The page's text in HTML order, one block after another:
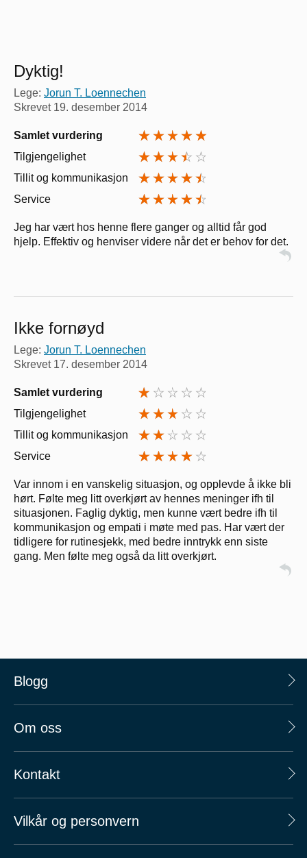
Dyktig!
Lege: Jorun T. Loennechen
Skrevet 19. desember 2014
Samlet vurdering
Tilgjengelighet
Tillit og kommunikasjon
Service
Jeg har vært hos henne flere ganger og alltid får god
hjelp. Effektiv og henviser videre når det er behov for det.
Ikke fornøyd
Lege: Jorun T. Loennechen
Skrevet 17. desember 2014
Samlet vurdering
Tilgjengelighet
Tillit og kommunikasjon
Service
Var innom i en vanskelig situasjon, og opplevde å ikke bli
hørt. Følte meg litt overkjørt av hennes meninger ifh til
situasjonen. Faglig dyktig, men kunne vært bedre ifh til
kommunikasjon og empati i møte med pas. Har vært der
tidligere for rutinesjekk, med bedre inntrykk enn siste
gang. Men følte meg også da litt overkjørt.
Blogg
Om oss
Kontakt
Vilkår og personvern